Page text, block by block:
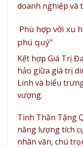
doanh nghiệp và
Phù hợp với xu
phú quý”
Kết hợp Giá Trị
hảo giữa giá trị
Linh và biểu
vượng.
Tinh Thần Tặng
năng lượng tích
nhân văn, chú